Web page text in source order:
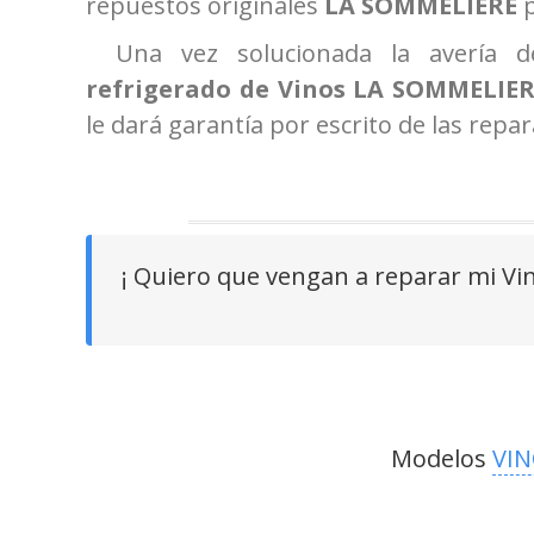
Una vez solucionada la avería
refrigerado de Vinos LA
le dará garantía por escrito de las
¡ Quiero que vengan a reparar mi
Modelos
He quedado contenta, aunque el técnico He quedado muy